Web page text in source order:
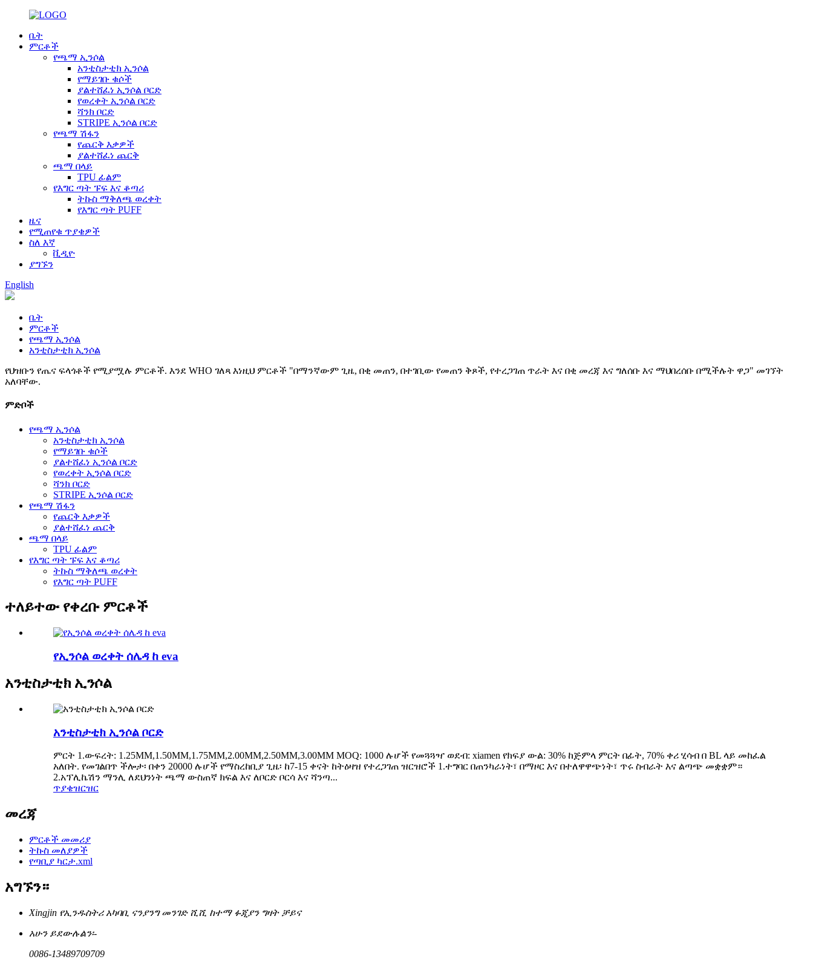
ቤት
ምርቶች
የጫማ ኢንሶል
አንቲስታቲክ ኢንሶል
የማይገቡ ቁሶች
ያልተሸፈነ ኢንሶል ቦርድ
የወረቀት ኢንሶል ቦርድ
ሻንክ ቦርድ
STRIPE ኢንሶል ቦርድ
የጫማ ሽፋን
የጨርቅ እቃዎች
ያልተሸፈነ ጨርቅ
ጫማ በላይ
TPU ፊልም
የእግር ጣት ፑፍ እና ቆጣሪ
ትኩስ ማቅለጫ ወረቀት
የእግር ጣት PUFF
ዜና
የሚጠየቁ ጥያቄዎች
ስለ እኛ
ቪዲዮ
ያግኙን
English
ቤት
ምርቶች
የጫማ ኢንሶል
አንቲስታቲክ ኢንሶል
የህዝቡን የጤና ፍላጎቶች የሚያሟሉ ምርቶች. እንደ WHO ገለጻ እነዚህ ምርቶች "በማንኛውም ጊዜ, በቂ መጠን, በተገቢው የመጠን ቅጾች, የተረጋገጠ ጥራት እና በቂ መረጃ እና ግለሰቡ እና ማህበረሰቡ በሚችሉት ዋጋ" መገኘት
አለባቸው.
ምድቦች
የጫማ ኢንሶል
አንቲስታቲክ ኢንሶል
የማይገቡ ቁሶች
ያልተሸፈነ ኢንሶል ቦርድ
የወረቀት ኢንሶል ቦርድ
ሻንክ ቦርድ
STRIPE ኢንሶል ቦርድ
የጫማ ሽፋን
የጨርቅ እቃዎች
ያልተሸፈነ ጨርቅ
ጫማ በላይ
TPU ፊልም
የእግር ጣት ፑፍ እና ቆጣሪ
ትኩስ ማቅለጫ ወረቀት
የእግር ጣት PUFF
ተለይተው የቀረቡ ምርቶች
የኢንሶል ወረቀት ሰሌዳ ከ eva
አንቲስታቲክ ኢንሶል
አንቲስታቲክ ኢንሶል ቦርድ
ምርት 1.ውፍረት: 1.25MM,1.50MM,1.75MM,2.00MM,2.50MM,3.00MM MOQ: 1000 ሉሆች የመጓጓዣ ወደብ: xiamen የክፍያ ውል: 30% ከጅምላ ምርት በፊት, 70% ቀሪ ሂሳብ በ BL ላይ መከፈል
አለበት. የመገልበጥ ችሎታ፡ በቀን 20000 ሉሆች የማስረከቢያ ጊዜ፡ ከ7-15 ቀናት ከትዕዛዝ የተረጋገጠ ዝርዝሮች 1.ተግባር በጠንካራነት፣ በማዞር እና በተለዋዋጭነት፣ ጥሩ ስብራት እና ልጣጭ መቋቋም።
2.አፕሊኬሽን ማንሊ ለደህንነት ጫማ ውስጠኛ ክፍል እና ለቦርድ ቦርሳ እና ሻንጣ...
ጥያቄዝርዝር
መረጃ
ምርቶች መመሪያ
ትኩስ መለያዎች
የጣቢያ ካርታ.xml
አግኙን።
Xingjin የኢንዱስትሪ አካባቢ ናንያንግ መንገድ ሺሺ ከተማ ፉጂያን ግዛት ቻይና
አሁን ይደውሉልን፡-
0086-13489709709